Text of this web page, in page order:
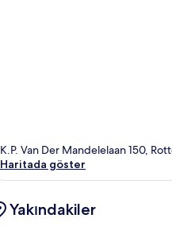
K.P. Van Der Mandelelaan 150,
Haritada göster
Yakındakiler